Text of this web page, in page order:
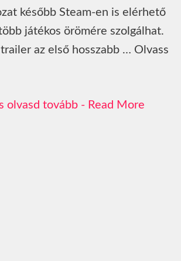
később Steam-en is elérhető
játékos örömére szolgálhat.
az első hosszabb … Olvass
Read More